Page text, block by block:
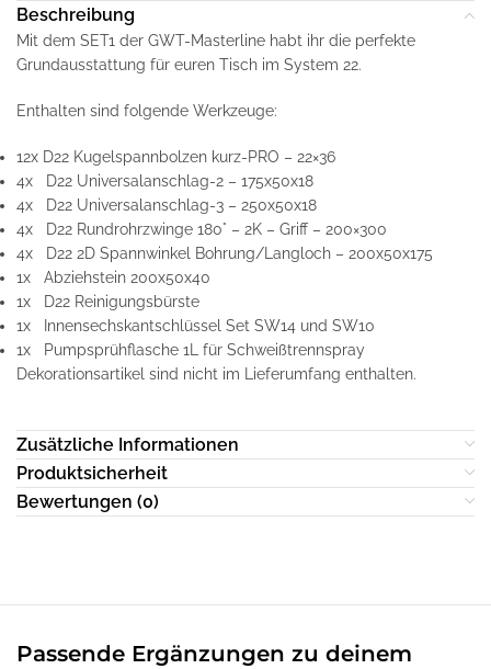
Beschreibung
Mit dem SET1 der GWT-Masterline habt ihr die perfekte
Grundausstattung für euren Tisch im System 22.
Enthalten sind folgende Werkzeuge:
12x D22 Kugelspannbolzen kurz-PRO – 22×36
4x D22 Universalanschlag-2 – 175x50x18
4x D22 Universalanschlag-3 – 250x50x18
4x D22 Rundrohrzwinge 180° – 2K – Griff – 200×300
4x D22 2D Spannwinkel Bohrung/Langloch – 200x50x175
1x Abziehstein 200x50x40
1x D22 Reinigungsbürste
1x Innensechskantschlüssel Set SW14 und SW10
1x Pumpsprühflasche 1L für Schweißtrennspray
Dekorationsartikel sind nicht im Lieferumfang enthalten.
Zusätzliche Informationen
Produktsicherheit
Bewertungen (0)
Passende Ergänzungen zu deinem